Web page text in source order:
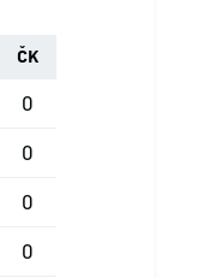
ČK
0
0
0
0